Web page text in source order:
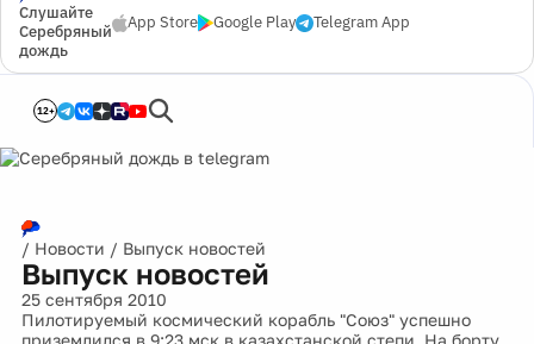
Слушайте
Серебряный
дождь
App Store Google Play Telegram App
12+
/ Новости / Выпуск новостей
Выпуск новостей
25 сентября 2010
Пилотируемый космический корабль "Союз" успешно